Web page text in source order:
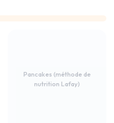
Pancakes (méthode de
nutrition Lafay)